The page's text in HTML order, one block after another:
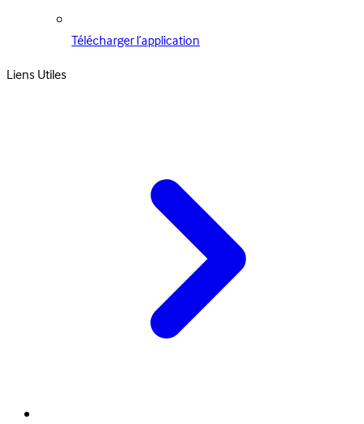
Télécharger l’application
Liens Utiles